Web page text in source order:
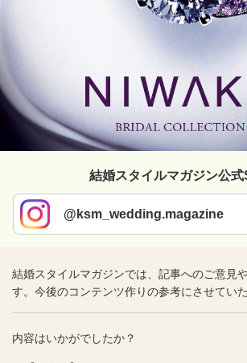
結婚スタイルマガジン公式
@ksm_wedding.magazine
結婚スタイルマガジンでは、記事へのご意見
す。今後のコンテンツ作りの参考にさせていた
内容はいかがでしたか？